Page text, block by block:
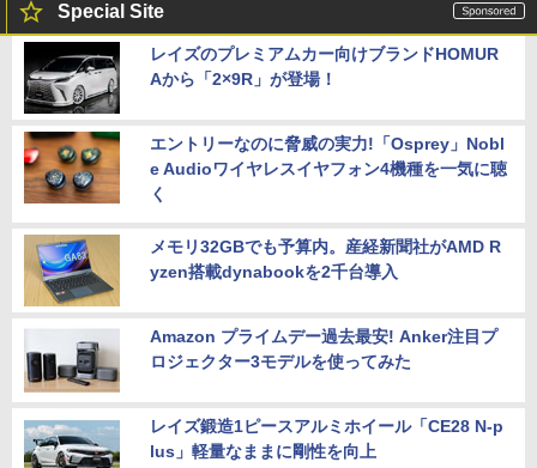
Special Site
レイズのプレミアムカー向けブランドHOMUR
Aから「2×9R」が登場！
エントリーなのに脅威の実力!「Osprey」Nobl
e Audioワイヤレスイヤフォン4機種を一気に聴
く
メモリ32GBでも予算内。産経新聞社がAMD R
yzen搭載dynabookを2千台導入
Amazon プライムデー過去最安! Anker注目プ
ロジェクター3モデルを使ってみた
レイズ鍛造1ピースアルミホイール「CE28 N-p
lus」軽量なままに剛性を向上